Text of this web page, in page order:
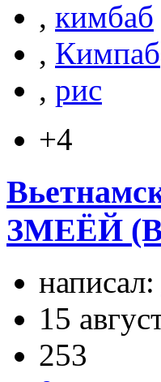
, кимбаб
, Кимпаб
, рис
+4
ЗМЕЁЙ
написал:
15
253